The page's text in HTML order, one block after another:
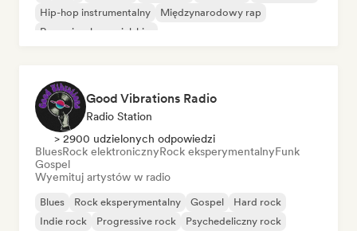
Hip-hop instrumentalny
Międzynarodowy rap
Rap w języku angielskim
Good Vibrations Radio
Radio Station
> 2900 udzielonych odpowiedzi
BluesRock elektronicznyRock eksperymentalnyFunk
Gospel
Wyemituj artystów w radio
Blues Rock eksperymentalny Gospel
Hard rock
Indie rock
Progressive rock
Psychedeliczny rock